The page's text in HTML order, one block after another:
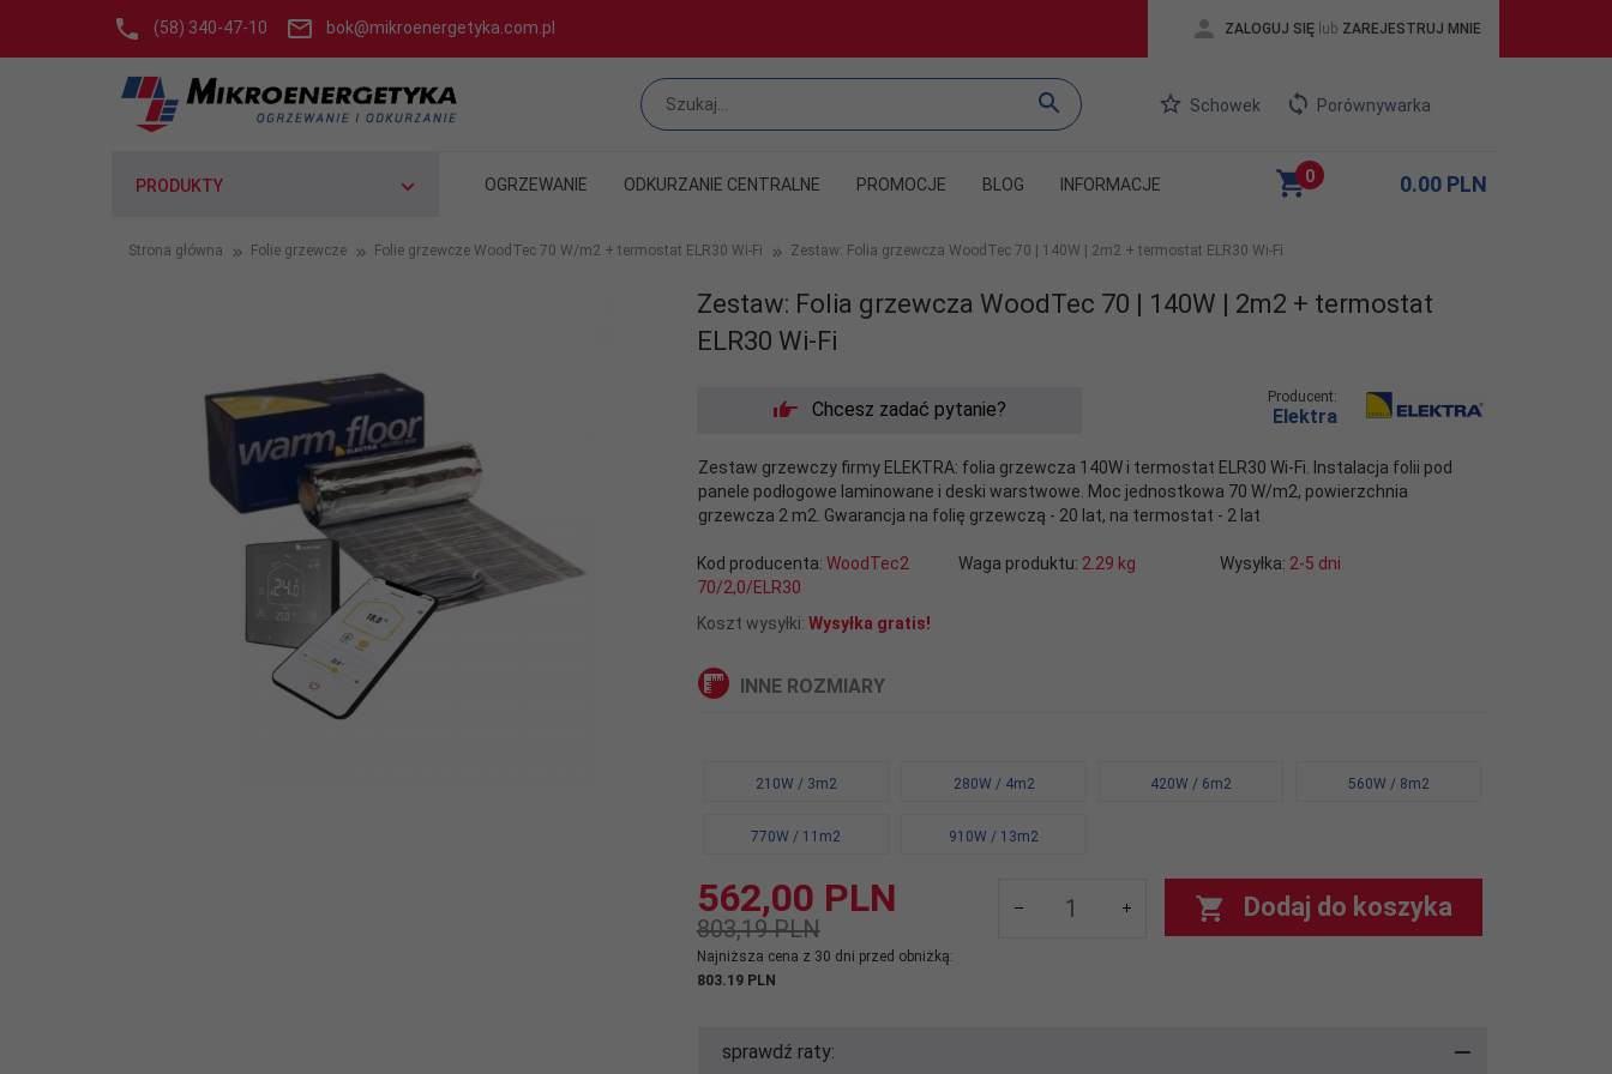
(58) 340-47-10 bok@mikroenergetyka.com.pl ZALOGUJ SIĘ lub ZAREJESTRUJ MNIE
Schowek Porównywarka
PRODUKTY OGRZEWANIE ODKURZANIE CENTRALNE PROMOCJE BLOG INFORMACJE 0 0.00PLN
Strona główna Folie grzewcze Folie grzewcze WoodTec 70 W/m2 + termostat ELR30 Wi-Fi Zestaw: Folia grzewcza WoodTec 70 | 140W | 2m2 + termostat ELR30 Wi-Fi
Zestaw: Folia grzewcza WoodTec 70 | 140W | 2m2 + termostat
ELR30 Wi-Fi
Chcesz zadać pytanie?
Producent:
Elektra
Zestaw grzewczy firmy ELEKTRA: folia grzewcza 140W i termostat ELR30 Wi-Fi. Instalacja folii pod
panele podłogowe laminowane i deski warstwowe. Moc jednostkowa 70 W/m2, powierzchnia
grzewcza 2 m2. Gwarancja na folię grzewczą - 20 lat, na termostat - 2 lat
Kod producenta: WoodTec2
70/2,0/ELR30
Waga produktu: 2.29 kg Wysyłka: 2-5 dni
Koszt wysyłki: Wysyłka gratis!
INNE ROZMIARY
210W / 3m2 280W / 4m2 420W / 6m2 560W / 8m2
770W / 11m2 910W / 13m2
562,00 PLN
803,19 PLN
Najniższa cena z 30 dni przed obniżką:
803.19 PLN
Dodaj do koszyka
sprawdź raty: